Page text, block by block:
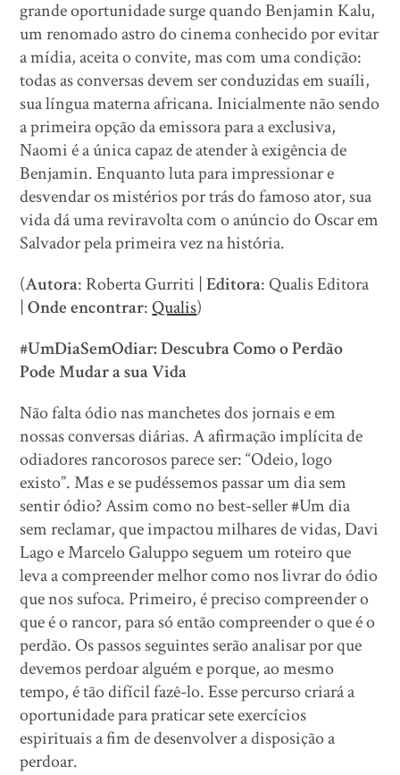
grande oportunidade surge quando Benjamin Kalu,
um renomado astro do cinema conhecido por evitar
a mídia, aceita o convite, mas com uma condição:
todas as conversas devem ser conduzidas em suaíli,
sua língua materna africana. Inicialmente não sendo
a primeira opção da emissora para a exclusiva,
Naomi é a única capaz de atender à exigência de
Benjamin. Enquanto luta para impressionar e
desvendar os mistérios por trás do famoso ator, sua
vida dá uma reviravolta com o anúncio do Oscar em
Salvador pela primeira vez na história.
(Autora: Roberta Gurriti |Editora: Qualis Editora
|Onde encontrar:Qualis)
#UmDiaSemOdiar: Descubra Como o Perdão
Pode Mudar a sua Vida
Não falta ódio nas manchetes dos jornais e em
nossas conversas diárias. A afirmação implícita de
odiadores rancorosos parece ser: “Odeio, logo
existo”. Mas e se pudéssemos passar um dia sem
sentir ódio? Assim como no best-seller #Um dia
sem reclamar, que impactou milhares de vidas, Davi
Lago e Marcelo Galuppo seguem um roteiro que
leva a compreender melhor como nos livrar do ódio
que nos sufoca. Primeiro, é preciso compreender o
que é o rancor, para só então compreender o que é o
perdão. Os passos seguintes serão analisar por que
devemos perdoar alguém e porque, ao mesmo
tempo, é tão difícil fazê-lo. Esse percurso criará a
oportunidade para praticar sete exercícios
espirituais a fim de desenvolver a disposição a
perdoar.